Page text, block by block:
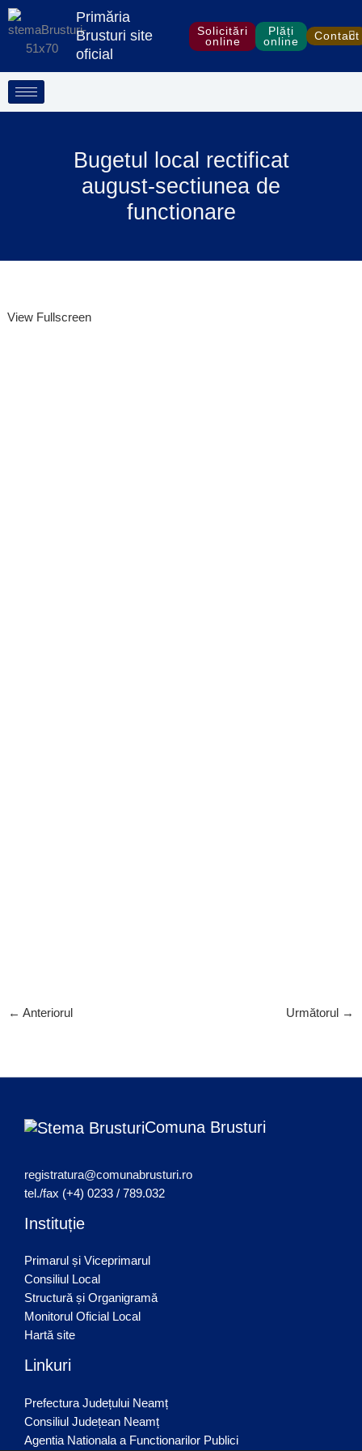
Treci
conținut
Primăria
Brusturi site
oficial
Solicitări
online
Plăți
online
Contact
Bugetul local rectificat
august-sectiunea de
functionare
View Fullscreen
Skip
to
PDF
← Anteriorul Următorul →
Comuna Brusturi
registratura@comunabrusturi.ro
tel./fax (+4) 0233 / 789.032
Instituție
Primarul și Viceprimarul
Consiliul Local
Structură și Organigramă
Monitorul Oficial Local
Hartă site
Linkuri
Prefectura Județului Neamț
Consiliul Județean Neamț
Agentia Nationala a Functionarilor Publici